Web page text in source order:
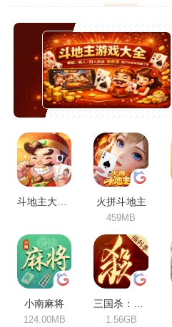
斗地主大作战 火拼斗地主
459MB
小南麻将
124.00MB
三国杀：一将成名
1.56GB